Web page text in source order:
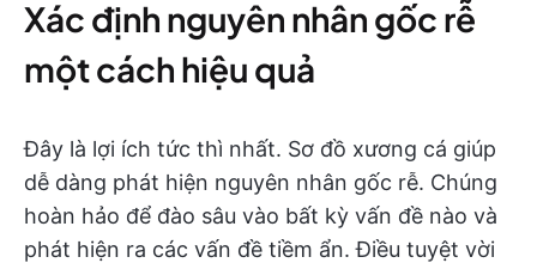
Xác định nguyên nhân gốc rễ
một cách hiệu quả
Đây là lợi ích tức thì nhất. Sơ đồ xương cá giúp
dễ dàng phát hiện nguyên nhân gốc rễ. Chúng
hoàn hảo để đào sâu vào bất kỳ vấn đề nào và
phát hiện ra các vấn đề tiềm ẩn. Điều tuyệt vời